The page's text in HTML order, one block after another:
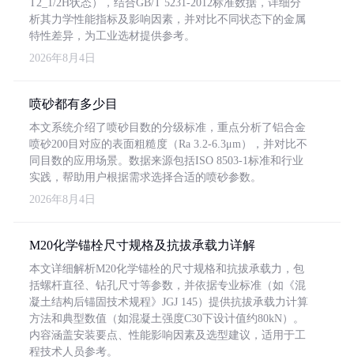
T2_1/2H状态），结合GB/T 5231-2012标准数据，详细分
析其力学性能指标及影响因素，并对比不同状态下的金属
特性差异，为工业选材提供参考。
2026年8月4日
喷砂都有多少目
本文系统介绍了喷砂目数的分级标准，重点分析了铝合金
喷砂200目对应的表面粗糙度（Ra 3.2-6.3μm），并对比不
同目数的应用场景。数据来源包括ISO 8503-1标准和行业
实践，帮助用户根据需求选择合适的喷砂参数。
2026年8月4日
M20化学锚栓尺寸规格及抗拔承载力详解
本文详细解析M20化学锚栓的尺寸规格和抗拔承载力，包
括螺杆直径、钻孔尺寸等参数，并依据专业标准（如《混
凝土结构后锚固技术规程》JGJ 145）提供抗拔承载力计算
方法和典型数值（如混凝土强度C30下设计值约80kN）。
内容涵盖安装要点、性能影响因素及选型建议，适用于工
程技术人员参考。